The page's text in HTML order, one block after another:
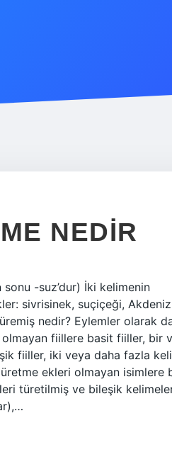
NEDIR
-suz’dur) İki kelimenin
sivrisinek, suçiçeği,
nedir? Eylemler olarak
olmayan fiillere basit fiiller, bir
fiiller, iki veya daha fazla
ekleri olmayan isimlere
türetilmiş ve bileşik